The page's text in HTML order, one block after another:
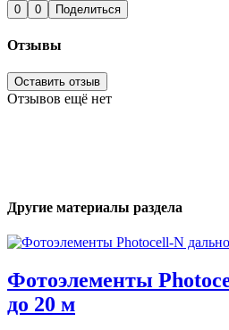
0 0 Поделиться
Отзывы
Оставить отзыв
Отзывов ещё нет
Другие материалы раздела
Фотоэлементы
до 20 м